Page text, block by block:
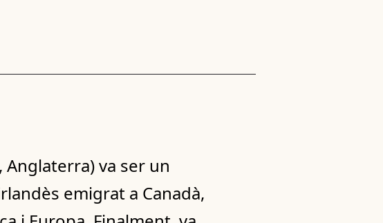
Anglaterra) va ser un
emigrat a Canadà,